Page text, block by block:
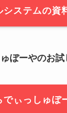
システムの資
ぼーやのお
でぃっしゅぼ